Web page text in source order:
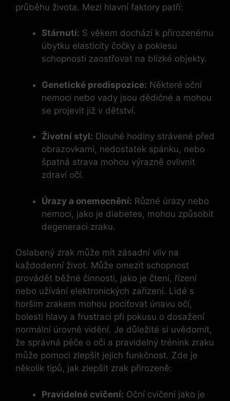
průběhu života. Mezi hlavní faktory patří:
Stárnutí: S věkem dochází k přirozenému
úbytku elasticity čočky a poklesu
schopnosti zaostřovat na blízké objekty.
Genetické predispozice: Některé oční
nemoci nebo vady jsou dědičné a mohou
se projevit již v dětství.
Životní styl: Dlouhé hodiny strávené před
obrazovkami, nedostatek spánku, nebo
špatná strava mohou výrazně ovlivnit
zdraví očí.
Úrazy a onemocnění: Různé úrazy nebo
nemoci, jako je diabetes, mohou způsobit
degeneraci zraku.
Oslabený zrak může mít zásadní vliv na
každodenní život. Může omezit schopnost
provádět běžné činnosti, jako je čtení, řízení
nebo užívání elektronických zařízení. Lidé s
horším zrakem mohou pociťovat únavu očí,
bolesti hlavy a frustraci při pokusu o dosažení
normální úrovně vidění. Je důležité si uvědomit,
že správná péče o oči a pravidelný trénink zraku
může pomoci zlepšit jejich funkčnost. Zde je
několik tipů, jak zlepšit zrak přirozeně:
Pravidelné cvičení: Oční cvičení jako je